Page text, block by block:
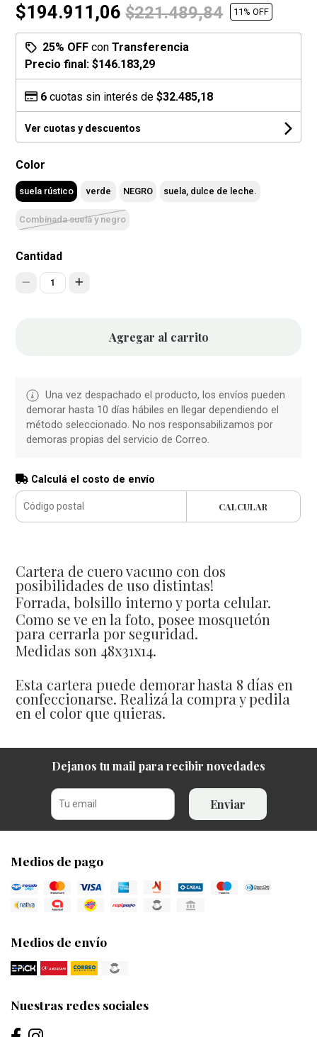
$194.911,06$221.489,84 11 % OFF
25% OFF conTransferencia
Precio final:$146.183,29
6 cuotas sin interés de$32.485,18
Ver cuotas y descuentos
Color
suela rústico verde NEGRO suela, dulce de leche.
Combinada suela y negro
Cantidad
1
Agregar al carrito
Una vez despachado el producto, los envíos pueden
demorar hasta 10 días hábiles en llegar dependiendo el
método seleccionado. No nos responsabilizamos por
demoras propias del servicio de Correo.
Calculá el costo de envío
CALCULAR
Cartera de cuero vacuno con dos
posibilidades de uso distintas!
Forrada, bolsillo interno y porta celular.
Como se ve en la foto, posee mosquetón
para cerrarla por seguridad.
Medidas son 48x31x14.
Esta cartera puede demorar hasta 8 días en
confeccionarse. Realizá la compra y pedila
en el color que quieras.
Dejanos tu mail para recibir novedades
Enviar
Medios de pago
Medios de envío
Nuestras redes sociales